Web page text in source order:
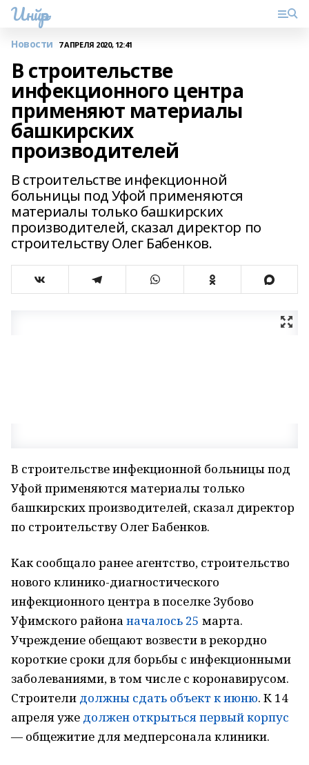
Инйәр
Новости 7 АПРЕЛЯ 2020, 12:41
В строительстве
инфекционного центра
применяют материалы
башкирских
производителей
В строительстве инфекционной
больницы под Уфой применяются
материалы только башкирских
производителей, сказал директор по
строительству Олег Бабенков.
В строительстве инфекционной больницы под
Уфой применяются материалы только
башкирских производителей, сказал директор
по строительству Олег Бабенков.
Как сообщало ранее агентство, строительство
нового клинико-диагностического
инфекционного центра в поселке Зубово
Уфимского района началось 25 марта.
Учреждение обещают возвести в рекордно
короткие сроки для борьбы с инфекционными
заболеваниями, в том числе с коронавирусом.
Строители должны сдать объект к июню. К 14
апреля уже должен открыться первый корпус
— общежитие для медперсонала клиники.